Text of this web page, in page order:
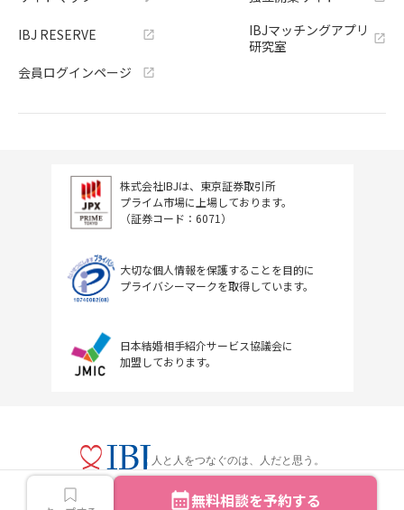
無料相談を予約する
IBJ RESERVE
会員ログインページ
IBJマッチングアプリ
研究室
株式会社IBJは、東京証券取引所
プライム市場に上場しております。
（証券コード：6071）
大切な個人情報を保護することを目的に
プライバシーマークを取得しています。
日本結婚相手紹介サービス協議会に
加盟しております。
人と人をつなぐのは、人だと思う。